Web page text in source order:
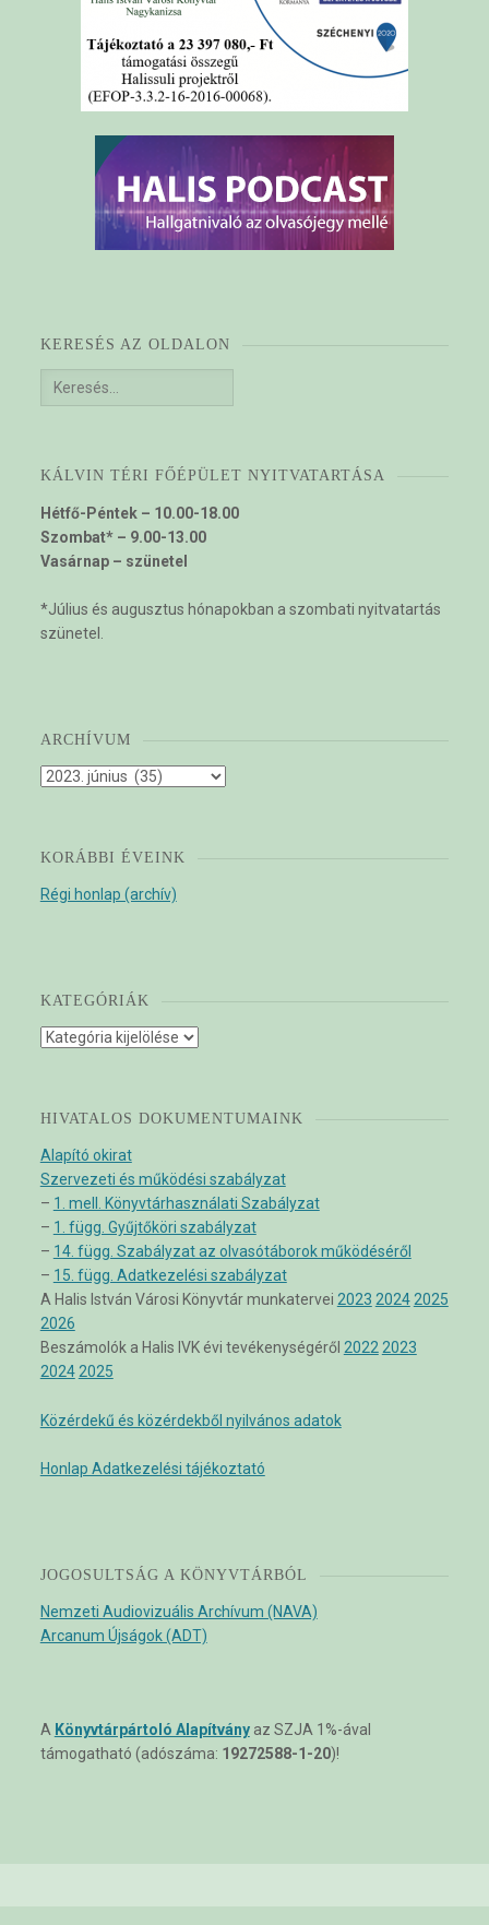
KERESÉS AZ OLDALON
Keresés:
KÁLVIN TÉRI FŐÉPÜLET NYITVATARTÁSA
Hétfő-Péntek – 10.00-18.00
Szombat* – 9.00-13.00
Vasárnap – szünetel
*Július és augusztus hónapokban a szombati nyitvatartás
szünetel.
ARCHÍVUM
Archívum
KORÁBBI ÉVEINK
Régi honlap (archív)
KATEGÓRIÁK
Kategóriák
HIVATALOS DOKUMENTUMAINK
Alapító okirat
Szervezeti és működési szabályzat
– 1. mell. Könyvtárhasználati Szabályzat
– 1. függ. Gyűjtőköri szabályzat
– 14. függ. Szabályzat az olvasótáborok működéséről
– 15. függ. Adatkezelési szabályzat
A Halis István Városi Könyvtár munkatervei 2023 2024 2025
2026
Beszámolók a Halis IVK évi tevékenységéről 2022 2023
2024 2025
Közérdekű és közérdekből nyilvános adatok
Honlap Adatkezelési tájékoztató
JOGOSULTSÁG A KÖNYVTÁRBÓL
Nemzeti Audiovizuális Archívum (NAVA)
Arcanum Újságok (ADT)
A Könyvtárpártoló Alapítványaz SZJA 1%-ával
támogatható (adószáma: 19272588-1-20)!